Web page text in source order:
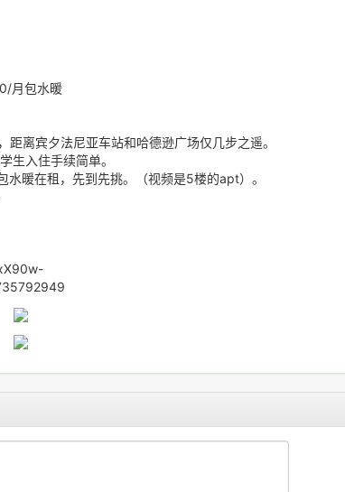
月包水暖
离宾夕法尼亚车站和哈德逊广场仅几步之遥。
生入住手续简单。
暖在租，先到先挑。（视频是5楼的apt）。